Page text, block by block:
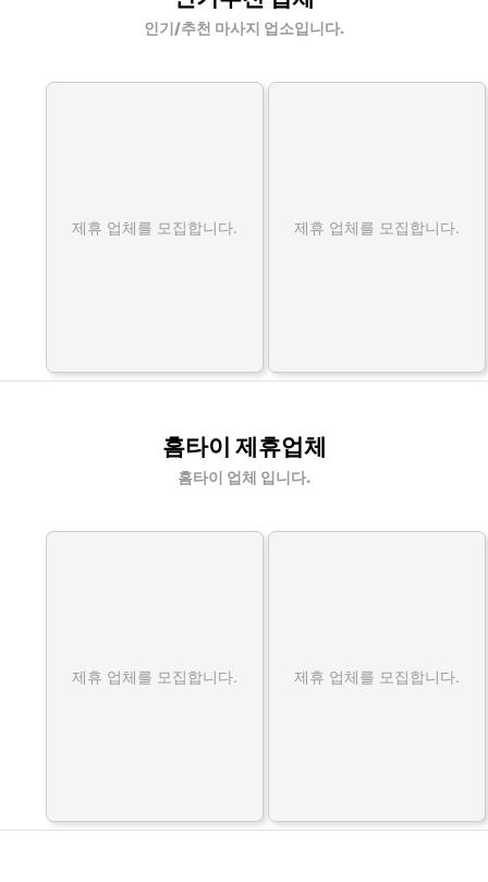
인기/추천 마사지 업소입니다.
제휴 업체를 모집합니다. 제휴 업체를 모집합니다.
홈타이 제휴업체
홈타이 업체 입니다.
제휴 업체를 모집합니다. 제휴 업체를 모집합니다.